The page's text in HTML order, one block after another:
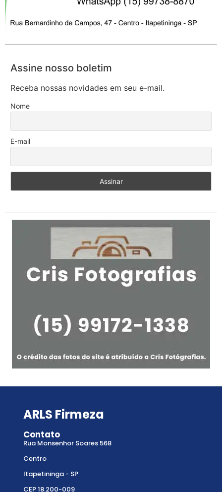
Assine nosso boletim
Receba nossas novidades em seu e-mail.
Nome
E-mail
ARLS Firmeza
Contato
Rua Monsenhor Soares 568
Centro
Itapetininga - SP
CEP 18.200-009